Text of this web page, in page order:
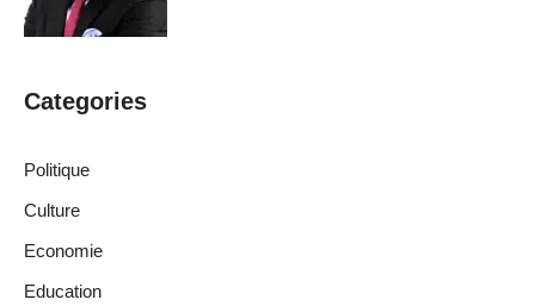
Categories
Politique
Culture
Economie
Education